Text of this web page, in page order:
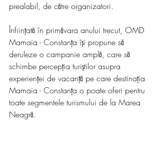
prealabil, de către organizatori.
Înființată în primăvara anului trecut, OMD
Mamaia - Constanța își propune să
deruleze o campanie amplă, care să
schimbe percepția turiștilor asupra
experienței de vacanță pe care destinația
Mamaia - Constanța o poate oferi pentru
toate segmentele turismului de la Marea
Neagră.